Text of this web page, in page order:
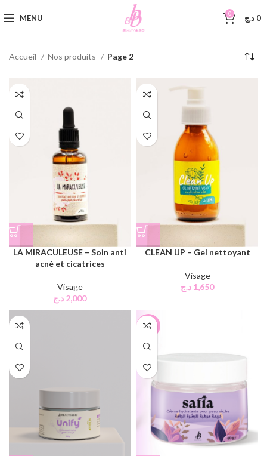
MENU 0 0 د.ج
Accueil Nos produits Page 2
LA MIRACULEUSE – Soin anti
acné et cicatrices
Visage
2,000 د.ج
CLEAN UP – Gel nettoyant
Visage
1,650 د.ج
-24%